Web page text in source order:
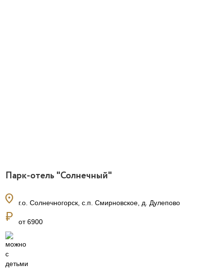
Парк-отель "Солнечный"
location_on
г.о. Солнечногорск, с.п. Смирновское, д. Дулепово
currency_ruble от 6900